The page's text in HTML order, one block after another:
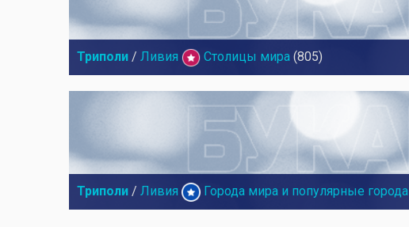
Триполи / Ливия Столицы мира (805)
Триполи / Ливия Города мира и популярные города